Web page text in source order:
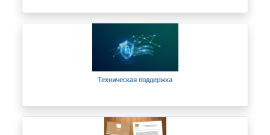
Техническая поддержка